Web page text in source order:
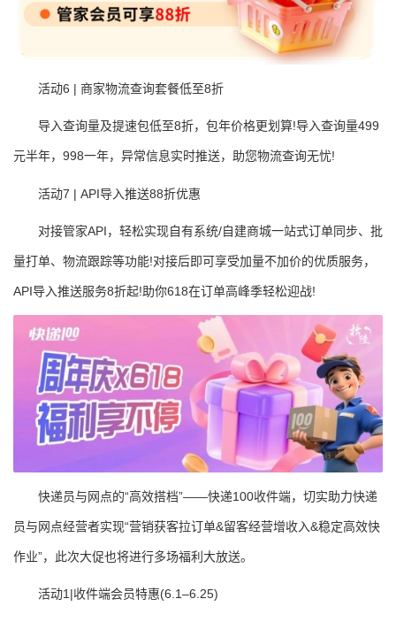
活动6 | 商家物流查询套餐低至8折
导入查询量及提速包低至8折，包年价格更划算!导入查询量499
元半年，998一年，异常信息实时推送，助您物流查询无忧!
活动7 | API导入推送88折优惠
对接管家API，轻松实现自有系统/自建商城一站式订单同步、批
量打单、物流跟踪等功能!对接后即可享受加量不加价的优质服务，
API导入推送服务8折起!助你618在订单高峰季轻松迎战!
快递员与网点的“高效搭档”——快递100收件端，切实助力快递
员与网点经营者实现“营销获客拉订单&留客经营增收入&稳定高效快
作业”，此次大促也将进行多场福利大放送。
活动1|收件端会员特惠(6.1–6.25)